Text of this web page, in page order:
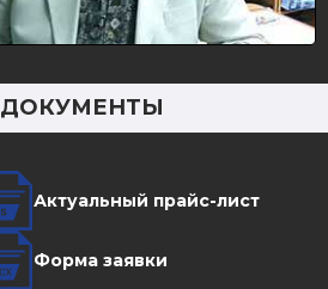
ДОКУМЕНТЫ
Актуальный прайс-лист
Форма заявки